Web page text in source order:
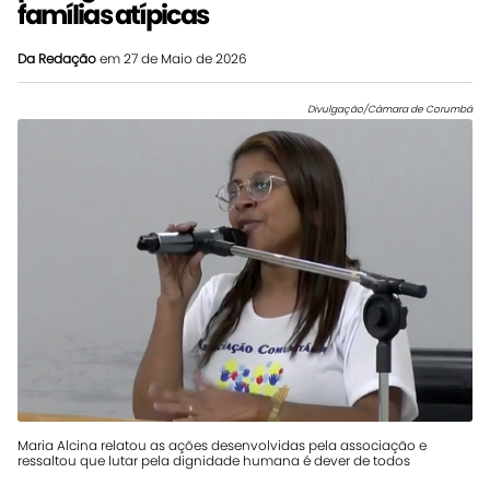
famílias atípicas
Da Redaçãoem 27 de Maio de 2026
Divulgação/Câmara de Corumbá
Maria Alcina relatou as ações desenvolvidas pela associação e
ressaltou que lutar pela dignidade humana é dever de todos